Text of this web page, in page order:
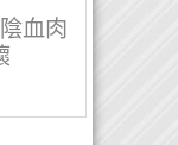
血肉